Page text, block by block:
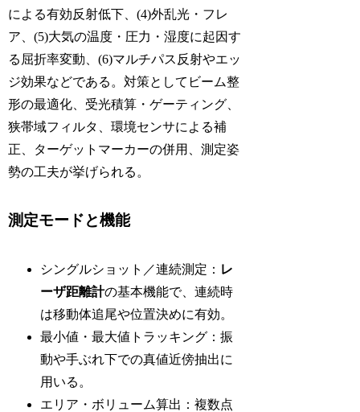
による有効反射低下、(4)外乱光・フレ
ア、(5)大気の温度・圧力・湿度に起因す
る屈折率変動、(6)マルチパス反射やエッ
ジ効果などである。対策としてビーム整
形の最適化、受光積算・ゲーティング、
狭帯域フィルタ、環境センサによる補
正、ターゲットマーカーの併用、測定姿
勢の工夫が挙げられる。
測定モードと機能
シングルショット／連続測定： レ
ーザ距離計の基本機能で、連続時
は移動体追尾や位置決めに有効。
最小値・最大値トラッキング：振
動や手ぶれ下での真値近傍抽出に
用いる。
エリア・ボリューム算出：複数点